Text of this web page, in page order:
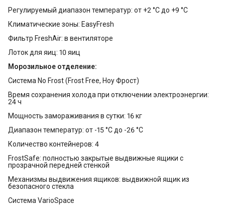
Регулируемый диапазон температур: от +2 °C до +9 °C
Климатические зоны: EasyFresh
Фильтр FreshAir: в вентиляторе
Лоток для яиц: 10 яиц
Морозильное отделение:
Система No Frost (Frost Free, Ноу Фрост)
Время сохранения холода при отключении электроэнергии:
24 ч
Мощность замораживания в сутки: 16 кг
Диапазон температур: от -15 °C до -26 °C
Количество контейнеров: 4
FrostSafe: полностью закрытые выдвижные ящики с
прозрачной передней стенкой
Механизмы выдвижения ящиков: выдвижной ящик из
безопасного стекла
Система VarioSpace